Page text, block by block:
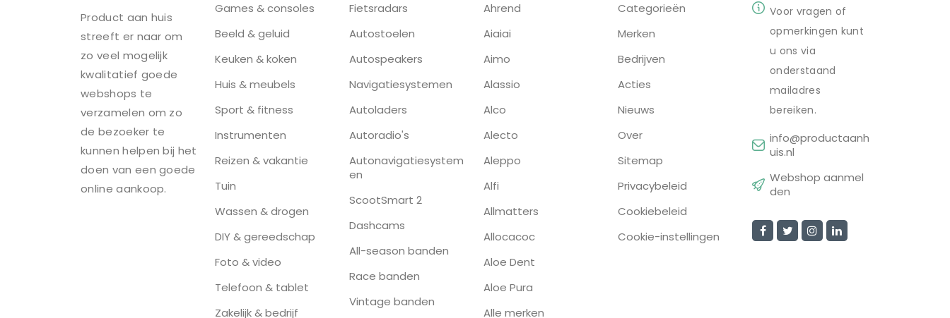
Product aan huis
streeft er naar om
zo veel mogelijk
kwalitatief goede
webshops te
verzamelen om zo
de bezoeker te
kunnen helpen bij het
doen van een goede
online aankoop.
Games & consoles
Beeld & geluid
Keuken & koken
Huis & meubels
Sport & fitness
Instrumenten
Reizen & vakantie
Tuin
Wassen & drogen
DIY & gereedschap
Foto & video
Telefoon & tablet
Zakelijk & bedrijf
Fietsradars
Autostoelen
Autospeakers
Navigatiesystemen
Autoladers
Autoradio's
Autonavigatiesystem
en
ScootSmart 2
Dashcams
All-season banden
Race banden
Vintage banden
Ahrend
Aiaiai
Aimo
Alassio
Alco
Alecto
Aleppo
Alfi
Allmatters
Allocacoc
Aloe Dent
Aloe Pura
Alle merken
Categorieën
Merken
Bedrijven
Acties
Nieuws
Over
Sitemap
Privacybeleid
Cookiebeleid
Cookie-instellingen
Voor vragen of
opmerkingen kunt
u ons via
onderstaand
mailadres
bereiken.
info@productaanh
uis.nl
Webshop aanmel
den